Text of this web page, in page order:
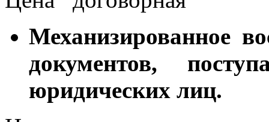
Механизированное
документов,
юридических лиц.